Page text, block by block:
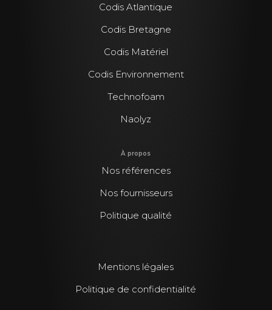
Codis Atlantique
Codis Bretagne
Codis Matériel
Codis Environnement
Technofoam
Naolyz
À propos
Nos références
Nos fournisseurs
Politique qualité
Mentions légales
Politique de confidentialité